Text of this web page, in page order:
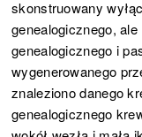
skonstruowany
genealogicznego,
genealogicznego i
wygenerowanego
znaleziono danego
genealogicznego